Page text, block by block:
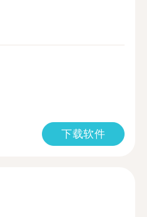
下载软件